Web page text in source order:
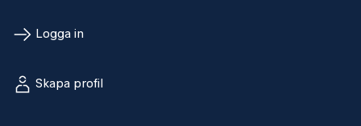
Logga in
Skapa profil